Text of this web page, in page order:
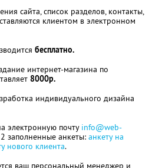
сайта, список разделов, контакты,
клиентом в электронном
бесплатно.
интернет-магазина по
8000р.
индивидуального дизайна
электронную почту info@web-
заполненные анкеты: анкету на
нового клиента.
ваш персональный менеджер и